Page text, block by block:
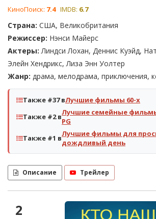
КиноПоиск: 7.4 IMDB: 6.7
Страна: США, Великобритания
Режиссер: Нэнси Майерс
Актеры: Линдси Лохан, Деннис Куэйд,
Элейн Хендрикс, Лиза Энн Уолтер
Жанр: драма, мелодрама, приключения,
Также #37 вЛучшие фильмы 60-х
Также #2 вЛучшие семейные
PG
Также #1 вЛучшие фильмы для
дождливый день
Описание Трейлер
2